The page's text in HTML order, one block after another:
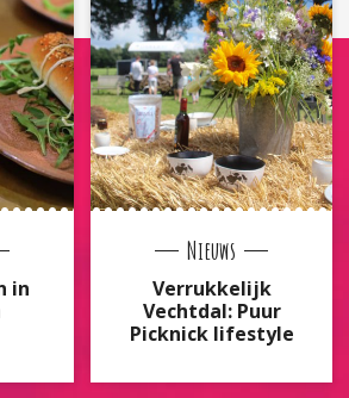
in
Nieuws
Verrukkelijk
Vechtdal: Puur
Picknick lifestyle